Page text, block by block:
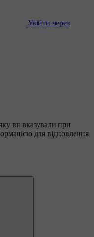
Увійти через
ви вказували при
для відновлення